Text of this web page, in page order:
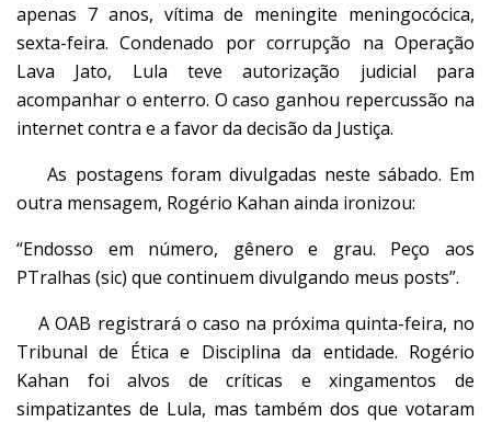
apenas 7 anos, vítima de meningite meningocócica,
sexta-feira. Condenado por corrupção na Operação
Lava Jato, Lula teve autorização judicial para
acompanhar o enterro. O caso ganhou repercussão na
internet contra e a favor da decisão da Justiça.
As postagens foram divulgadas neste sábado. Em
outra mensagem, Rogério Kahan ainda ironizou:
“Endosso em número, gênero e grau. Peço aos
PTralhas (sic) que continuem divulgando meus posts”.
A OAB registrará o caso na próxima quinta-feira, no
Tribunal de Ética e Disciplina da entidade. Rogério
Kahan foi alvos de críticas e xingamentos de
simpatizantes de Lula, mas também dos que votaram